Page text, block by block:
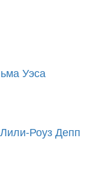
Уэса
Роуз Депп